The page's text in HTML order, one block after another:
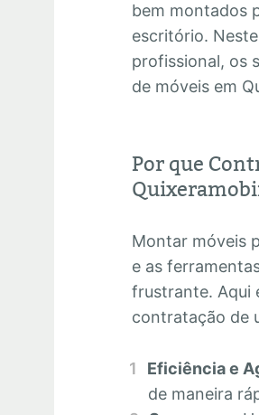
bem montados
escritório.
profissional, os
de móveis em
Por que
Montar móveis
e as
frustrante. Aqui
contratação de
Eficiência e
de maneira